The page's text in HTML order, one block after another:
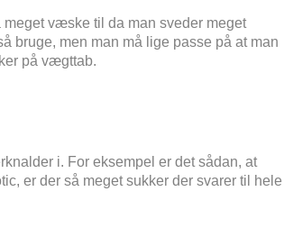
væske til da man sveder meget
bruge, men man må lige passe på at man
på vægttab.
i. For eksempel er det sådan, at
er der så meget sukker der svarer til hele